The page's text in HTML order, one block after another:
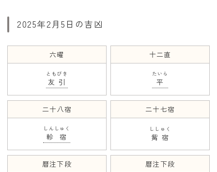
紋切り遊び
折り紙・切り紙
2025年2月5日の吉凶
六曜
友引
ともびき
十二直
平
たいら
二十八宿
軫宿
しんしゅく
二十七宿
觜宿
ししゅく
暦注下段 暦注下段